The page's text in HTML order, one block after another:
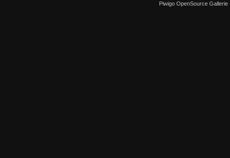
Piwigo OpenSource Gallerie